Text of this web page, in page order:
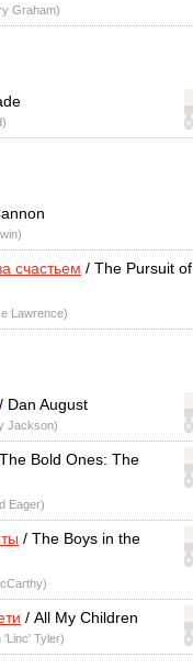
Graham)
счастьем / The Pursuit of
Lawrence)
Dan August
Jackson)
Bold Ones: The
Eager)
/ The Boys in the
/ All My Children
'Linc' Tyler)